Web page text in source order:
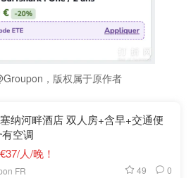
，版权属于原作者
纳河畔酒店 双人房+含早+交通便
空调
人/晚！
FR 49 0